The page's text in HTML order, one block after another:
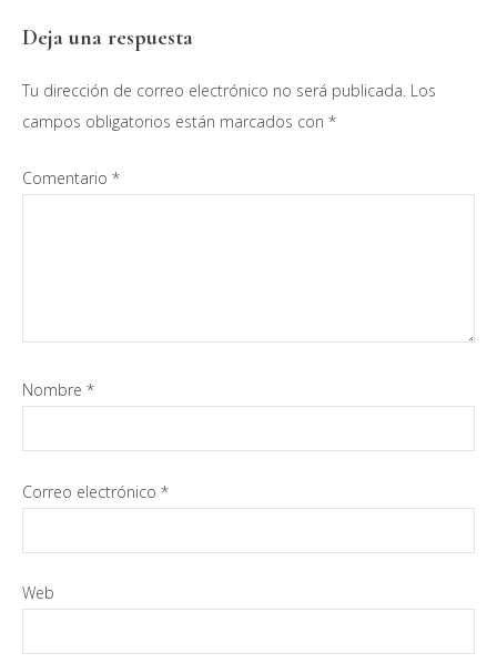
Interacciones
con
los
Deja una respuesta
Tu dirección de correo electrónico no será publicada. Los
campos obligatorios están marcados con *
Comentario *
Nombre *
Correo electrónico *
Web